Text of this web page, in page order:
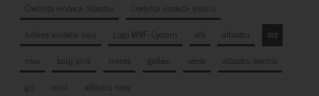
Credința vindecă- albastru
Credința vindecă- vișiniu
Iubirea vindecă- roșu
Logo MNF- Cyclam alb albastru
roz
mov
baby pink mentă galben verde
albastru deschis
gri
coral albastru navy